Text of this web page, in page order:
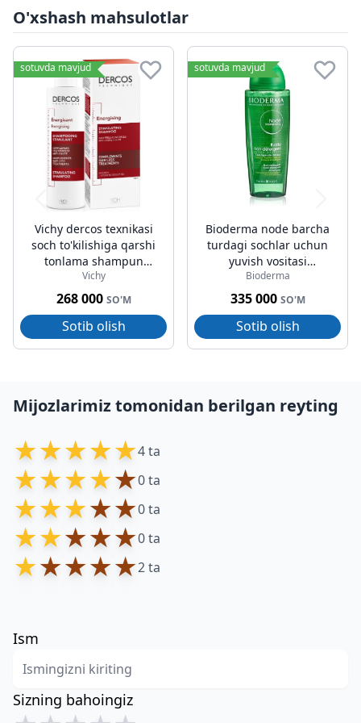
O'xshash mahsulotlar
sotuvda mavjud
Vichy dercos texnikasi
soch to'kilishiga qarshi
tonlama shampun
200ml
Vichy
268 000 SO'M
Sotib olish
sotuvda mavjud
Bioderma node barcha
turdagi sochlar uchun
yuvish vositasi
bo'lmagan shampun
400ml
Bioderma
335 000 SO'M
Sotib olish
Mijozlarimiz tomonidan berilgan reyting
★★★★★4 ta
★★★★★0 ta
★★★★★0 ta
★★★★★0 ta
★★★★★2 ta
Ism
Sizning bahoingiz